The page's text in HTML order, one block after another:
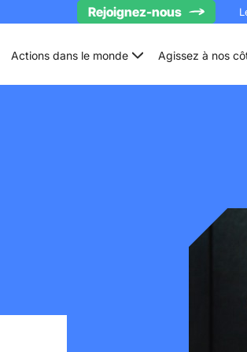
Rejoignez-nous
Actions dans le monde Agissez à nos